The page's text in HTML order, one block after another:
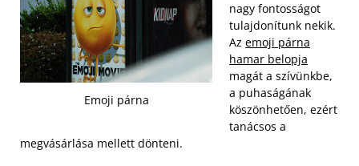
Emoji párna
nagy fontosságot
tulajdonítunk nekik.
Az emoji párna
hamar belopja
magát a szívünkbe,
a puhaságának
köszönhetően, ezért
tanácsos a
megvásárlása mellett dönteni.